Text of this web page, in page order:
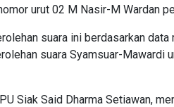
urut 02 M Nasir-M Wardan
suara ini berdasarkan
suara Syamsuar-Mawardi
Siak Said Dharma Setiawan,